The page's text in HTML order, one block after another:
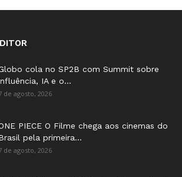
cola no SP2B com Summit sobre
IA e o...
de agosto, 2026
PIECE O Filme chega aos cinemas do
pela primeira...
de agosto, 2026